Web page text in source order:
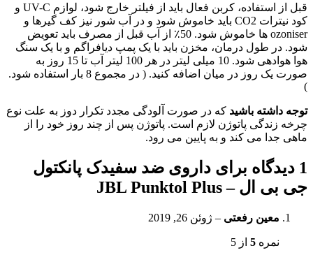
قبل از استفاده، کربن فعال باید از فیلتر خارج شود، لوازم UV-C و
کود نیترات CO2 باید خاموش شود و در آب شور نیز کف گیرها و
ozoniser ها خاموش شود. 50٪ از آب قبل از مصرف باید تعویض
شود. در طول درمان، مخزن باید با یک پمپ دیافراگم و با یک سنگ
هوا هوادهی شود. 10 میلی لیتر در هر 100 لیتر آب تا 15 روز به
صورت یک روز در میان اضافه کنید. ( در مجموع 8 بار استفاده شود.
)
توجه داشته باشید که در صورت آلودگی مجدد تکرار دوز به علت نوع
چرخه زندگی پاتوژن لازم است. پاتوژن پس از چند روز خود را از
ماهی جدا می کند و به پایین می رود.
1 دیدگاه برای
داروی ضد سفیدک پانکتول
جی بی ال – JBL Punktol Plus
معین رفعتی – ژوئن 26, 2019
نمره 5 از 5